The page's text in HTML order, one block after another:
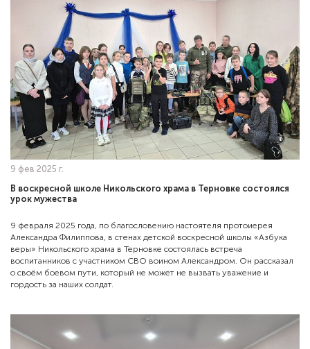
9 фев 2025 г.
В воскресной школе Никольского храма в Терновке состоялся
урок мужества
9 февраля 2025 года, по благословению настоятеля протоиерея
Александра Филиппова, в стенах детской воскресной школы «Азбука
веры» Никольского храма в Терновке состоялась встреча
воспитанников с участником СВО воином Александром. Он рассказал
о своём боевом пути, который не может не вызвать уважение и
гордость за наших солдат.